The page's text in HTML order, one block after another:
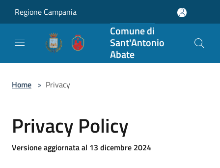
Regione Campania
Comune di
Sant'Antonio
Abate
Home > Privacy
Privacy Policy
Versione aggiornata al 13 dicembre 2024